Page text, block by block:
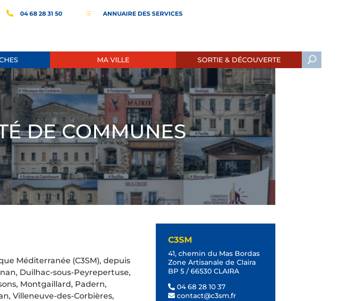
04 68 28 31 50 d ANNUAIRE DES SERVICES
MA VILLE SORTIE & DÉCOUVERTE
DE COMMUNES
Méditerranée (C3SM), depuis
Duilhac-sous-Peyrepertuse,
Montgaillard, Padern,
Villeneuve-des-Corbières,
C3SM
41, chemin du Mas Bordas
Zone Artisanale de Claira
BP 5 / 66530 CLAIRA
04 68 28 10 37
contact@c3sm.fr